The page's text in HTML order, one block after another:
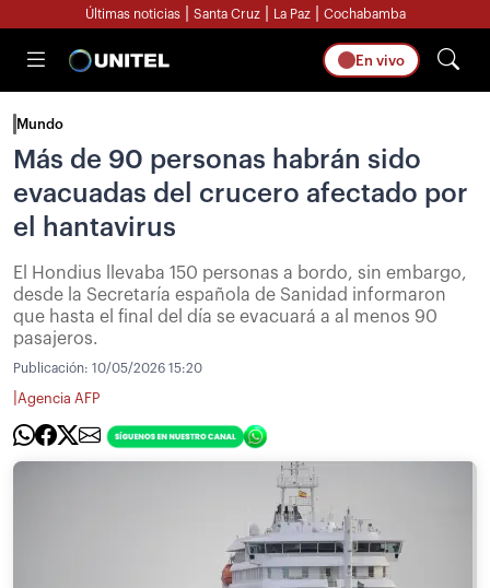
Últimas noticias Santa Cruz La Paz Cochabamba
En vivo
Mundo
Más de 90 personas habrán sido
evacuadas del crucero afectado por
el hantavirus
El Hondius llevaba 150 personas a bordo, sin embargo,
desde la Secretaría española de Sanidad informaron
que hasta el final del día se evacuará a al menos 90
pasajeros.
Publicación: 10/05/2026 15:20
Agencia AFP